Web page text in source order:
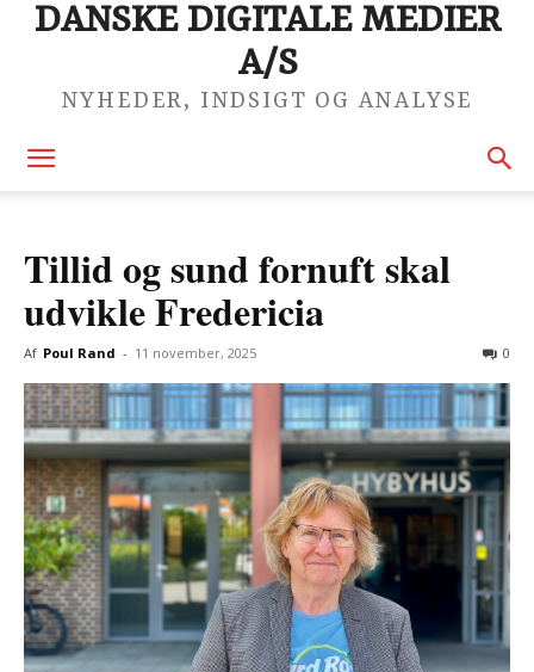
DANSKE DIGITALE MEDIER
A/S
NYHEDER, INDSIGT OG ANALYSE
Tillid og sund fornuft skal
udvikle Fredericia
Af Poul Rand - 11 november, 2025 0